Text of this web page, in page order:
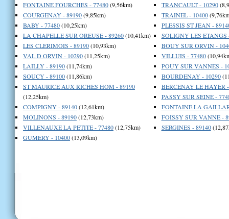
FONTAINE FOURCHES - 77480(9,56km)
COURGENAY - 89190(9,85km)
BABY - 77480(10,25km)
LA CHAPELLE SUR OREUSE - 89260(10,41km)
LES CLERIMOIS - 89190(10,93km)
VAL D ORVIN - 10290(11,25km)
LAILLY - 89190(11,74km)
SOUCY - 89100(11,86km)
ST MAURICE AUX RICHES HOM - 89190
(12,25km)
COMPIGNY - 89140(12,61km)
MOLINONS - 89190(12,73km)
VILLENAUXE LA PETITE - 77480(12,75km)
GUMERY - 10400(13,09km)
TRANCAULT - 10290
TRAINEL - 10400
PLESSIS ST JEAN -
SOLIGNY LES ETANGS
BOUY SUR ORVIN -
VILLUIS - 77480
POUY SUR VANNES -
BOURDENAY - 10290
BERCENAY LE HAYER
PASSY SUR SEINE -
FONTAINE LA
FOISSY SUR VANNE -
SERGINES - 89140